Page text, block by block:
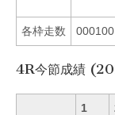
各枠走数 000100
4R今節成績
1